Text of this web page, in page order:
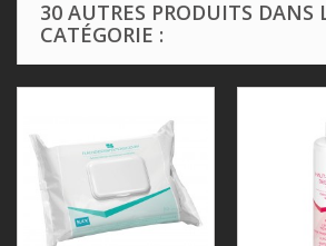
30 AUTRES PRODUITS DANS
CATÉGORIE :